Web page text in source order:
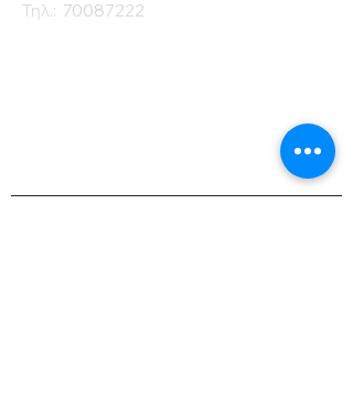
Τηλ.: 70087222